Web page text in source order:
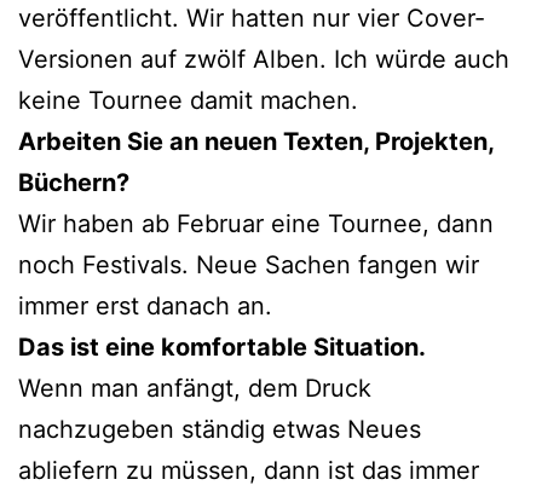
veröffentlicht. Wir hatten nur vier Cover-
Versionen auf zwölf Alben. Ich würde auch
keine Tournee damit machen.
Arbeiten Sie an neuen Texten, Projekten,
Büchern?
Wir haben ab Februar eine Tournee, dann
noch Festivals. Neue Sachen fangen wir
immer erst danach an.
Das ist eine komfortable Situation.
Wenn man anfängt, dem Druck
nachzugeben ständig etwas Neues
abliefern zu müssen, dann ist das immer